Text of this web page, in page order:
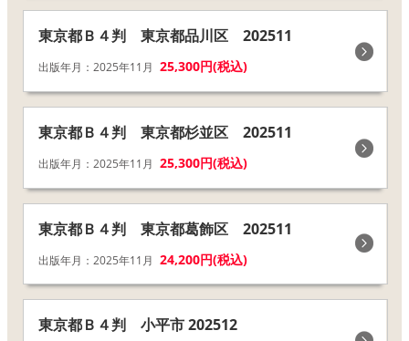
東京都Ｂ４判 東京都品川区 202511
出版年月：2025年11月 25,300円(税込)
東京都Ｂ４判 東京都杉並区 202511
出版年月：2025年11月 25,300円(税込)
東京都Ｂ４判 東京都葛飾区 202511
出版年月：2025年11月 24,200円(税込)
東京都Ｂ４判 小平市 202512